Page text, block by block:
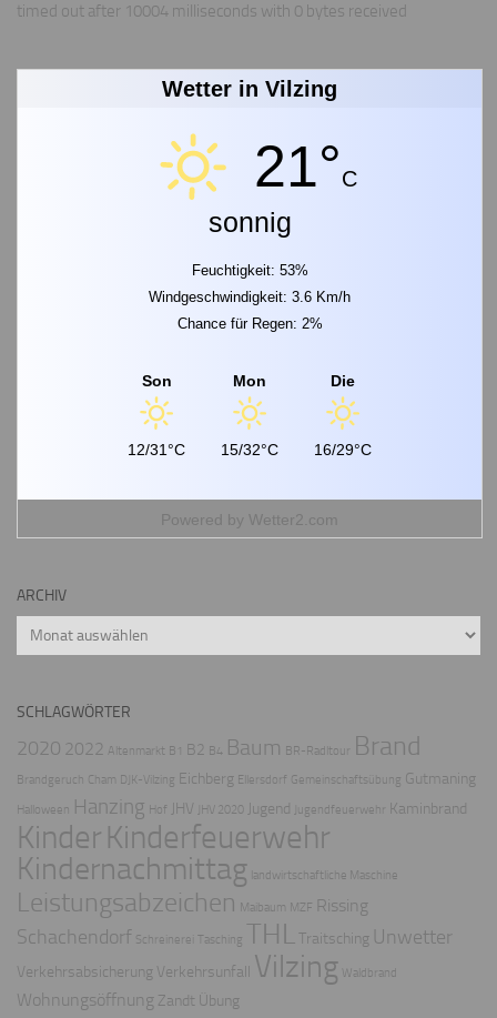
timed out after 10004 milliseconds with 0 bytes received
Wetter in Vilzing
21°C
sonnig
Feuchtigkeit: 53%
Windgeschwindigkeit: 3.6 Km/h
Chance für Regen: 2%
Son
12/31°C
Mon
15/32°C
Die
16/29°C
Powered by Wetter2.com
ARCHIV
Archiv
SCHLAGWÖRTER
2020 2022 Altenmarkt B1 B2 B4 Baum BR-Radltour Brand
Brandgeruch Cham DJK-Vilzing Eichberg Ellersdorf Gemeinschaftsübung Gutmaning
Halloween Hanzing Hof JHV JHV 2020 Jugend Jugendfeuerwehr Kaminbrand
Kinder Kinderfeuerwehr
Kindernachmittag landwirtschaftliche Maschine
Leistungsabzeichen Maibaum MZF Rissing
Schachendorf Schreinerei Tasching THLTraitsching Unwetter
Verkehrsabsicherung Verkehrsunfall Vilzing Waldbrand
Wohnungsöffnung Zandt Übung